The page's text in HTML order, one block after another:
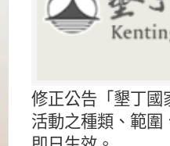
修正公告「墾丁國
活動之種類、範圍